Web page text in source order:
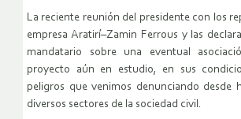
La reciente reunión del presidente con los
empresa Aratirí–Zamin Ferrous y las
mandatario sobre una eventual
proyecto aún en estudio, en sus
peligros que venimos denunciando desde
diversos sectores de la sociedad civil.